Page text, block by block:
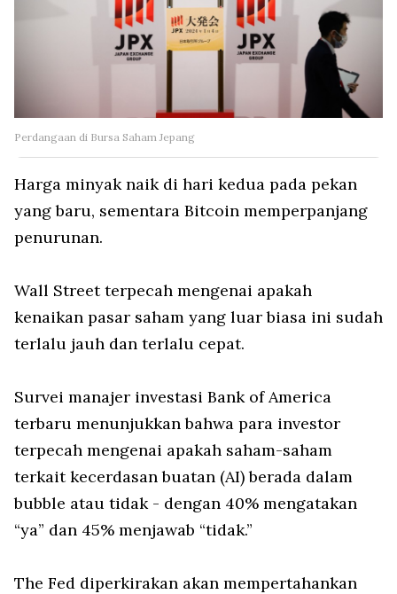
Perdangaan di Bursa Saham Jepang
Harga minyak naik di hari kedua pada pekan
yang baru, sementara Bitcoin memperpanjang
penurunan.
Wall Street terpecah mengenai apakah
kenaikan pasar saham yang luar biasa ini sudah
terlalu jauh dan terlalu cepat.
Survei manajer investasi Bank of America
terbaru menunjukkan bahwa para investor
terpecah mengenai apakah saham-saham
terkait kecerdasan buatan (AI) berada dalam
bubble atau tidak - dengan 40% mengatakan
“ya” dan 45% menjawab “tidak.”
The Fed diperkirakan akan mempertahankan